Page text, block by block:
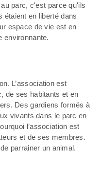
parc, c'est parce qu'ils
étaient en liberté dans
espace de vie est en
environnante.
L’association est
de ses habitants et en
Des gardiens formés à
vivants dans le parc en
l’association est
et de ses membres.
parrainer un animal.